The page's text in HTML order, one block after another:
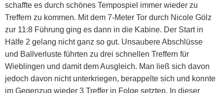
schaffte es durch schönes Tempospiel immer wieder zu
Treffern zu kommen. Mit dem 7-Meter Tor durch Nicole Gölz
zur 11:8 Führung ging es dann in die Kabine. Der Start in
Hälfe 2 gelang nicht ganz so gut. Unsaubere Abschlüsse
und Ballverluste führten zu drei schnellen Treffern für
Wieblingen und damit dem Ausgleich. Man ließ sich davon
jedoch davon nicht unterkriegen, berappelte sich und konnte
im Gegenzug wieder 3 Treffer in Folge setzten. In dieser